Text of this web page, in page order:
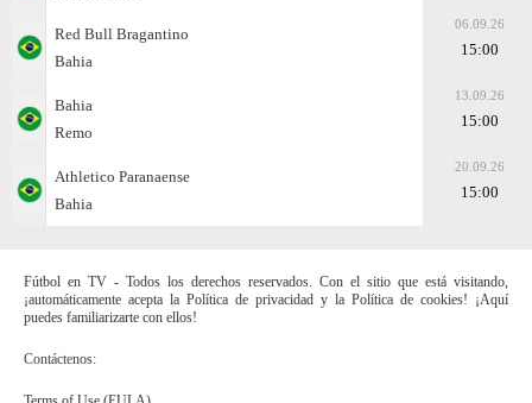
Red Bull Bragantino
Bahia
06.09.26
15:00
Bahia
Remo
13.09.26
15:00
Athletico Paranaense
Bahia
20.09.26
15:00
Fútbol en TV - Todos los derechos reservados. Con el sitio que está visitando,
¡automáticamente acepta la Política de privacidad y la Política de cookies! ¡Aquí
puedes familiarizarte con ellos!
Contáctenos: